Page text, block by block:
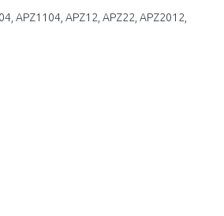
APZ1104, APZ12, APZ22, APZ2012,